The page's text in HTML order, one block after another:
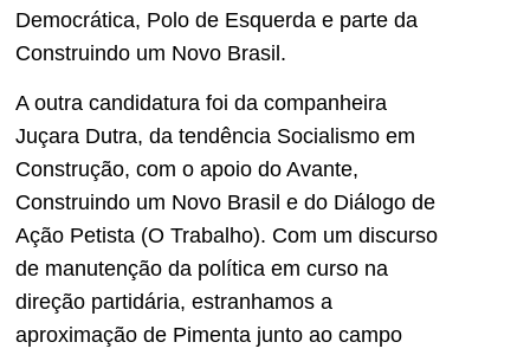
Democrática, Polo de Esquerda e parte da
Construindo um Novo Brasil.
A outra candidatura foi da companheira
Juçara Dutra, da tendência Socialismo em
Construção, com o apoio do Avante,
Construindo um Novo Brasil e do Diálogo de
Ação Petista (O Trabalho). Com um discurso
de manutenção da política em curso na
direção partidária, estranhamos a
aproximação de Pimenta junto ao campo